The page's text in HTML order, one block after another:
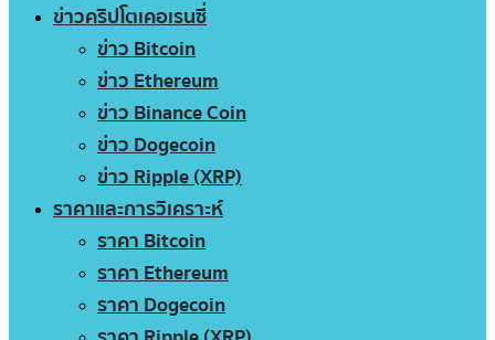
ข่าวคริปโตเคอเรนซี่
ข่าว Bitcoin
ข่าว Ethereum
ข่าว Binance Coin
ข่าว Dogecoin
ข่าว Ripple (XRP)
ราคาและการวิเคราะห์
ราคา Bitcoin
ราคา Ethereum
ราคา Dogecoin